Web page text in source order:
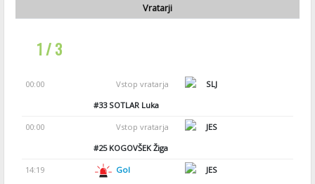
Vratarji
1 / 3
00:00 Vstop vratarja
SLJ
#33SOTLAR Luka
00:00 Vstop vratarja
JES
#25KOGOVŠEK Žiga
14:19 Gol
JES